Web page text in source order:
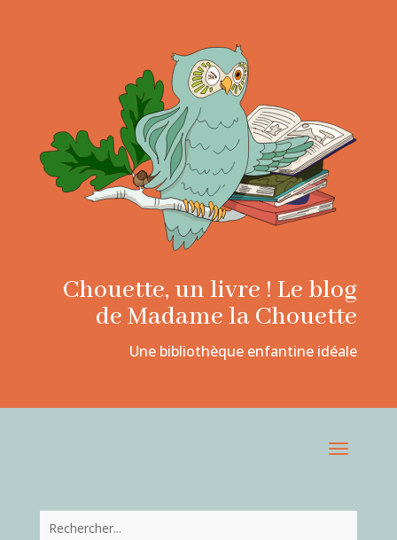
Chouette, un livre ! Le blog
de Madame la Chouette
Une bibliothèque enfantine idéale